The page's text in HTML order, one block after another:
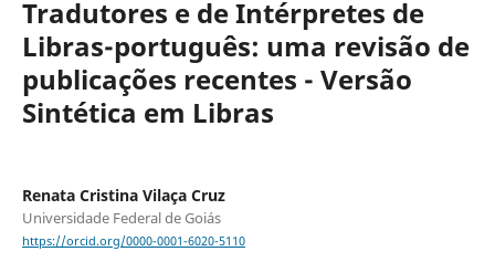
Tradutores e de Intérpretes de
Libras-português: uma revisão de
publicações recentes - Versão
Sintética em Libras
Renata Cristina Vilaça Cruz
Universidade Federal de Goiás
https://orcid.org/0000-0001-6020-5110